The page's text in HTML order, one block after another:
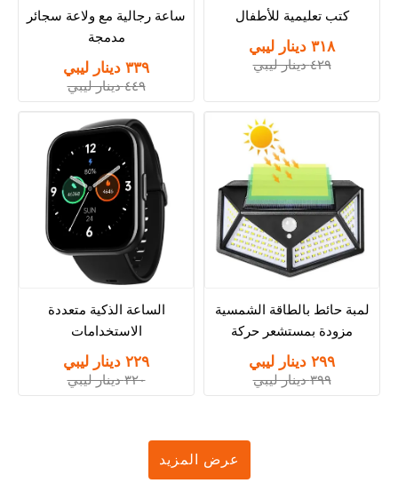
كتب تعليمية للأطفال
٣١٨ دينار ليبي
٤٢٩ دينار ليبي
ساعة رجالية مع ولاعة سجائر
مدمجة
٣٣٩ دينار ليبي
٤٤٩ دينار ليبي
لمبة حائط بالطاقة الشمسية
مزودة بمستشعر حركة
٢٩٩ دينار ليبي
٣٩٩ دينار ليبي
الساعة الذكية متعددة
الاستخدامات
٢٢٩ دينار ليبي
٣٢٠ دينار ليبي
عرض المزيد